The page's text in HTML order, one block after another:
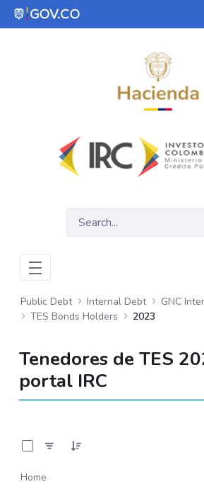
Skip to Main Content
Public Debt Internal Debt
TES Bonds Holders
2023
Tenedores de TES
portal IRC
Home